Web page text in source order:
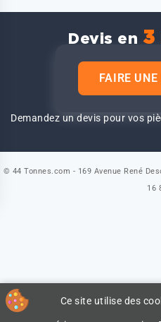
Devis en 3
FAIRE
Demandez un devis pour vos
Ce site utilise des
© 44 Tonnes.com - 169 Avenue René
16